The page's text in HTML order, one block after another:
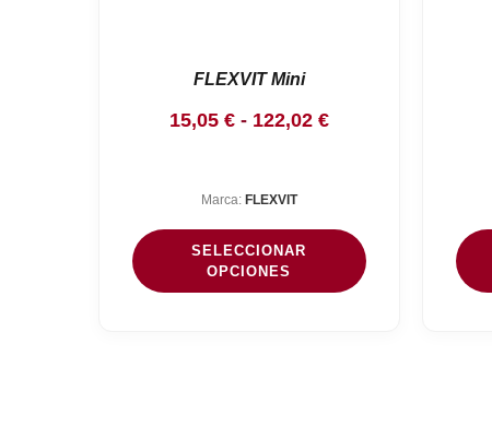
FLEXVIT Mini
15,05 € - 122,02 €Rango
15,05 €
hasta
122,02 €
Marca: FLEXVIT
SELECCIONAR
OPCIONES